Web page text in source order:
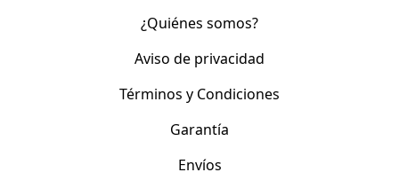
¿Quiénes somos?
Aviso de privacidad
Términos y Condiciones
Garantía
Envíos